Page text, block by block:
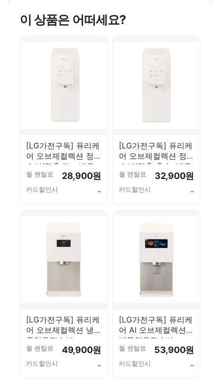
이 상품은 어떠세요?
[LG가전구독] 퓨리케
어 오브제컬렉션 정
수기(맞춤 lite, 냉온
정) WD520VCT
월 렌탈료 28,900원
카드할인시 -
[LG가전구독] 퓨리케
어 오브제컬렉션 정
수기(맞춤 출수, 냉온
정) WD523VCT
월 렌탈료 32,900원
카드할인시 -
[LG가전구독] 퓨리케
어 오브제컬렉션 냉
동얼음정수기
WD723R
월 렌탈료 49,900원
카드할인시 -
[LG가전구독] 퓨리케
어 AI 오브제컬렉션
냉동얼음정수기
WD724R
월 렌탈료 53,900원
카드할인시 -